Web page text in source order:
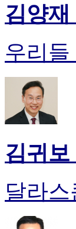
김양재
우리들
김귀보
달라스